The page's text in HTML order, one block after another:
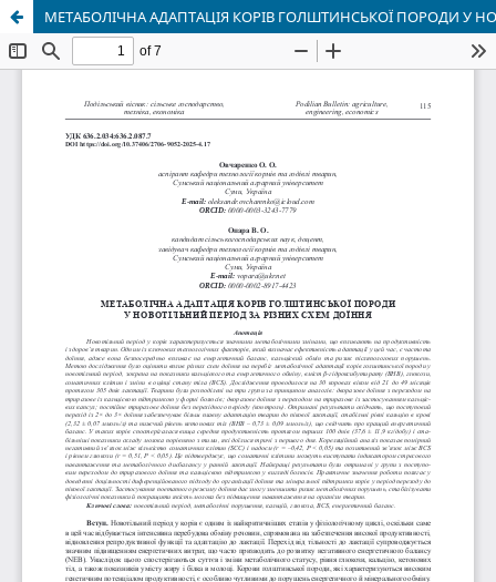
МЕТАБОЛІЧНА АДАПТАЦІЯ КОРІВ ГОЛШТИНСЬКОЇ ПОРОДИ У